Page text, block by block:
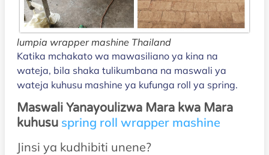
lumpia wrapper mashine Thailand
Katika mchakato wa mawasiliano ya kina na
wateja, bila shaka tulikumbana na maswali ya
wateja kuhusu mashine ya kufunga roll ya spring.
Maswali Yanayoulizwa Mara kwa Mara
kuhusu spring roll wrapper mashine
Jinsi ya kudhibiti unene?